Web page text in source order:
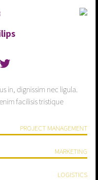
in, dignissim nec ligula.
facilisis tristique.
PROJECT MANAGEMENT
MARKETING
LOGISTICS